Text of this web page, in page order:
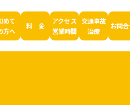
めて
方へ
料 金
アクセス
営業時間
交通事故
治療
お問